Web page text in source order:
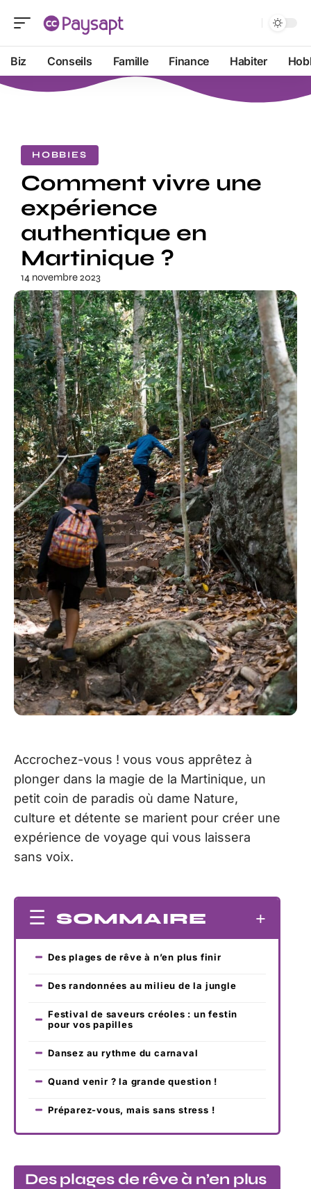
Biz Conseils Famille Finance Habiter
HOBBIES
Comment vivre une
expérience
authentique en
Martinique ?
14 novembre 2023
Accrochez-vous ! vous vous apprêtez à
plonger dans la magie de la Martinique, un
petit coin de paradis où dame Nature,
culture et détente se marient pour créer une
expérience de voyage qui vous laissera
sans voix.
SOMMAIRE
Des plages de rêve à n’en plus finir
Des randonnées au milieu de la jungle
Festival de saveurs créoles : un festin
pour vos papilles
Dansez au rythme du carnaval
Quand venir ? la grande question !
Préparez-vous, mais sans stress !
Des plages de rêve à n’en plus